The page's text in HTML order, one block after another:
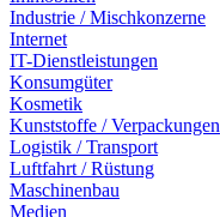
Industrie / Mischkonzerne
Internet
IT-Dienstleistungen
Konsumgüter
Kosmetik
Kunststoffe / Verpackungen
Logistik / Transport
Luftfahrt / Rüstung
Maschinenbau
Medien